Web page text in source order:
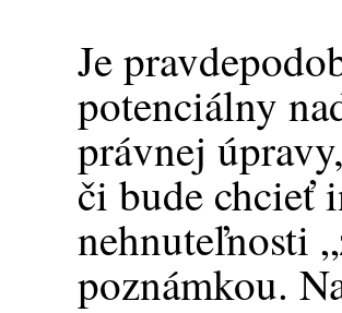
Je
potenciálny
právnej
či bude chcieť
nehnuteľnosti
poznámkou.